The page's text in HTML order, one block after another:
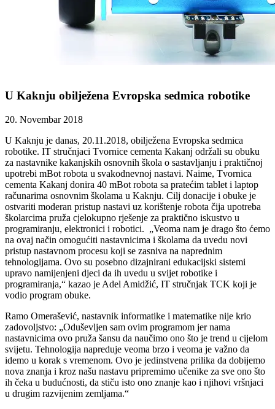
U Kaknju obilježena Evropska sedmica robotike
20. Novembar 2018
U Kaknju je danas, 20.11.2018, obilježena Evropska sedmica
robotike. IT stručnjaci Tvornice cementa Kakanj održali su obuku
za nastavnike kakanjskih osnovnih škola o sastavljanju i praktičnoj
upotrebi mBot robota u svakodnevnoj nastavi. Naime, Tvornica
cementa Kakanj donira 40 mBot robota sa pratećim tablet i laptop
računarima osnovnim školama u Kaknju. Cilj donacije i obuke je
ostvariti moderan pristup nastavi uz korištenje robota čija upotreba
školarcima pruža cjelokupno rješenje za praktično iskustvo u
programiranju, elektronici i robotici. „Veoma nam je drago što ćemo
na ovaj način omogućiti nastavnicima i školama da uvedu novi
pristup nastavnom procesu koji se zasniva na naprednim
tehnologijama. Ovo su posebno dizajnirani edukacijski sistemi
upravo namijenjeni djeci da ih uvedu u svijet robotike i
programiranja,“ kazao je Adel Amidžić, IT stručnjak TCK koji je
vodio program obuke.
Ramo Omerašević, nastavnik informatike i matematike nije krio
zadovoljstvo: „Oduševljen sam ovim programom jer nama
nastavnicima ovo pruža šansu da naučimo ono što je trend u cijelom
svijetu. Tehnologija napreduje veoma brzo i veoma je važno da
idemo u korak s vremenom. Ovo je jedinstvena prilika da dobijemo
nova znanja i kroz našu nastavu pripremimo učenike za sve ono što
ih čeka u budućnosti, da stiču isto ono znanje kao i njihovi vršnjaci
u drugim razvijenim zemljama.“